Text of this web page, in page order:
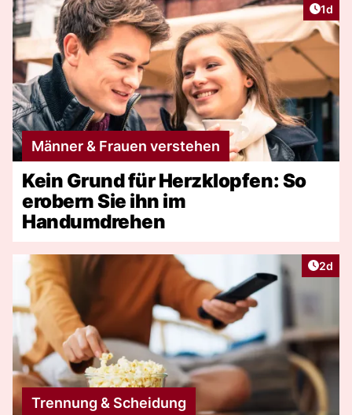
1d
Männer & Frauen verstehen
Kein Grund für Herzklopfen: So
erobern Sie ihn im
Handumdrehen
2d
Trennung & Scheidung